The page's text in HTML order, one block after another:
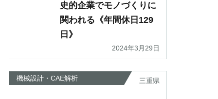
史的企業でモノづくりに
関われる《年間休日129
日》
2024年3月29日
機械設計・CAE解析 三重県